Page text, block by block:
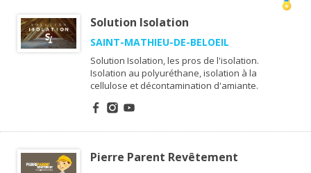
Solution Isolation
SAINT-MATHIEU-DE-BELOEIL
Solution Isolation, les pros de l'isolation.
Isolation au polyuréthane, isolation à la
cellulose et décontamination d'amiante.
Pierre Parent Revêtement